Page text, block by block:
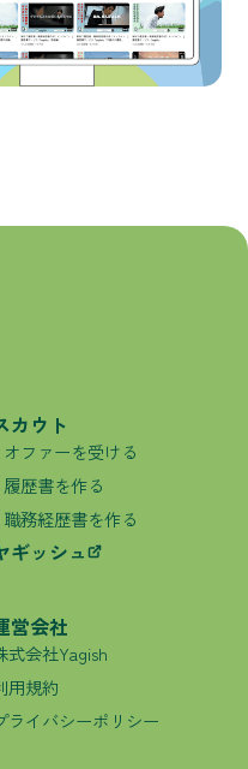
カウト
ファーを受ける
歴書を作る
務経歴書を作る
ギッシュ
営会社
式会社Yagish
用規約
ライバシーポリシー